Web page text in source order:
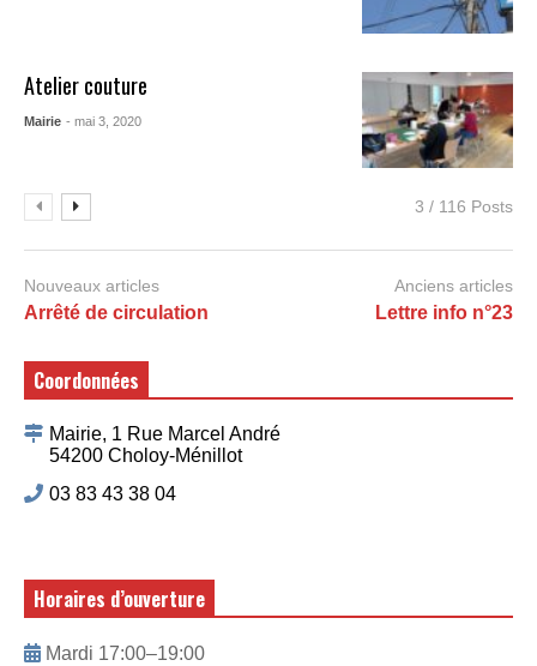
Atelier couture
Mairie - mai 3, 2020
3 / 116 Posts
Nouveaux articles
Arrêté de circulation
Anciens articles
Lettre info n°23
Coordonnées
Mairie, 1 Rue Marcel André
54200 Choloy-Ménillot
03 83 43 38 04
Horaires d’ouverture
Mardi 17:00–19:00